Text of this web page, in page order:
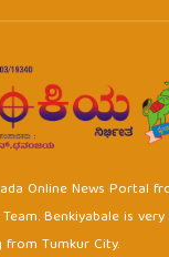
Online News Portal
Benkiyabale is
from Tumkur City.